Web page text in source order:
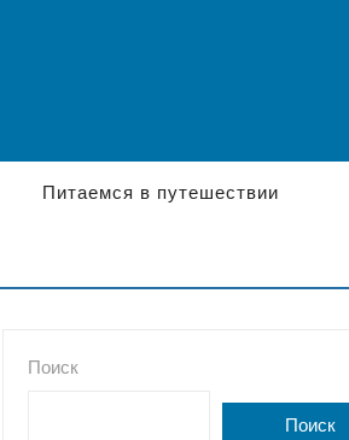
Питаемся в путешествии
Поиск
Поиск